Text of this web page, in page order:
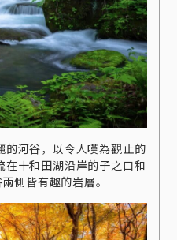
的河谷，以令人嘆為觀止的
在十和田湖沿岸的子之口和
側皆有趣的岩層。